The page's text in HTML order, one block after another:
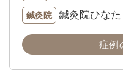
鍼灸院 鍼灸院ひな
症例